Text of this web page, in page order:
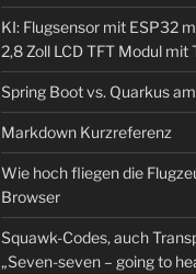
KI: Flugsensor mit ESP32
2,8 Zoll LCD TFT Modul mit
Spring Boot vs. Quarkus
Markdown Kurzreferenz
Wie hoch fliegen die
Browser
Squawk-Codes, auch
„Seven-seven – going to